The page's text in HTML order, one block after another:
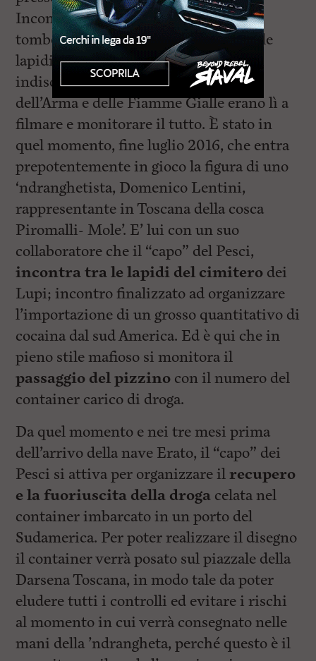
Incontri in “stile mafioso”, fatti tra le
tombe del cimitero, passeggiando tra le
lapidi, lontani da occhi ed orecchie
indiscrete, ove però gli investigatori
dell’Arma e delle Fiamme Gialle erano lì a
filmare e monitorare il tutto. È stato in
quel momento, fine luglio 2016, che entra
prepotentemente in gioco la figura di uno
‘ndranghetista, Domenico Lentini,
rappresentante in Toscana della cosca
Piromalli- Mole’. E’ lui con un suo
collaboratore che il “capo” del Pesci,
incontra tra le lapidi del cimitero dei
Lupi; incontro finalizzato ad organizzare
l’importazione di un grosso quantitativo di
cocaina dal sud America. Ed è qui che in
pieno stile mafioso si monitora il
passaggio del pizzino con il numero del
container carico di droga.
Da quel momento e nei tre mesi prima
dell’arrivo della nave Erato, il “capo” dei
Pesci si attiva per organizzare ilrecupero
e la fuoriuscita della droga celata nel
container imbarcato in un porto del
Sudamerica. Per poter realizzare il disegno
il container verrà posato sul piazzale della
Darsena Toscana, in modo tale da poter
eludere tutti i controlli ed evitare i rischi
al momento in cui verrà consegnato nelle
mani della ’ndrangheta, perché questo è il